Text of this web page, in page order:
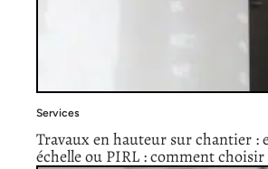
Services
Travaux en hauteur sur chantier :
échelle ou PIRL : comment choisir